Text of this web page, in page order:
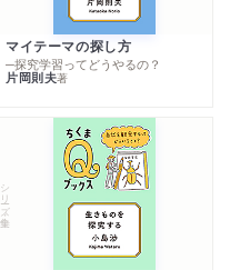
マイテーマの探し方
─探究学習ってどうやるの？
片岡則夫著
シリーズ・全集